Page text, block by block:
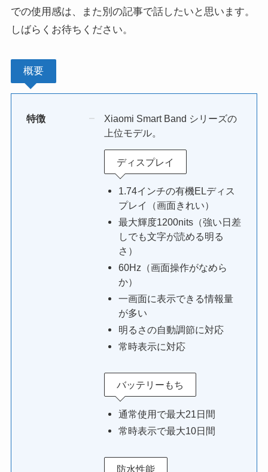
での使用感は、また別の記事で話したいと思います。
しばらくお待ちください。
概要
特徴
Xiaomi Smart Band シリーズの
上位モデル。
ディスプレイ
1.74インチの有機ELディス
プレイ（画面きれい）
最大輝度1200nits（強い日差
しでも文字が読める明る
さ）
60Hz（画面操作がなめら
か）
一画面に表示できる情報量
が多い
明るさの自動調節に対応
常時表示に対応
バッテリーもち
通常使用で最大21日間
常時表示で最大10日間
防水性能